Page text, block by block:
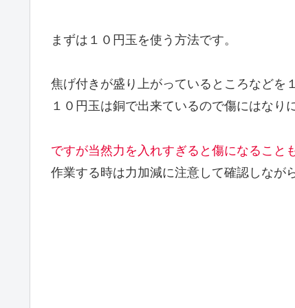
まずは１０円玉を使う方法です。
焦げ付きが盛り上がっているところなどを
１０円玉は銅で出来ているので傷にはなり
ですが当然力を入れすぎると傷になること
作業する時は力加減に注意して確認しなが